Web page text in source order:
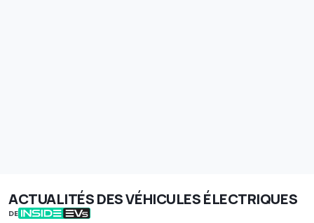
ACTUALITÉS DES VÉHICULES ÉLECTRIQUES
DE